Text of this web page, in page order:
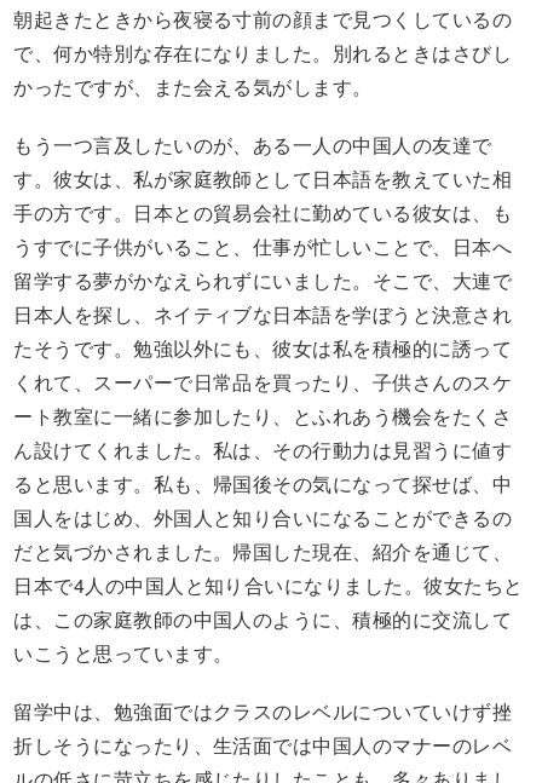
朝起きたときから夜寝る寸前の顔まで見つくしているの
で、何か特別な存在になりました。別れるときはさびし
かったですが、また会える気がします。
もう一つ言及したいのが、ある一人の中国人の友達で
す。彼女は、私が家庭教師として日本語を教えていた相
手の方です。日本との貿易会社に勤めている彼女は、も
うすでに子供がいること、仕事が忙しいことで、日本へ
留学する夢がかなえられずにいました。そこで、大連で
日本人を探し、ネイティブな日本語を学ぼうと決意され
たそうです。勉強以外にも、彼女は私を積極的に誘って
くれて、スーパーで日常品を買ったり、子供さんのスケ
ート教室に一緒に参加したり、とふれあう機会をたくさ
ん設けてくれました。私は、その行動力は見習うに値す
ると思います。私も、帰国後その気になって探せば、中
国人をはじめ、外国人と知り合いになることができるの
だと気づかされました。帰国した現在、紹介を通じて、
日本で4人の中国人と知り合いになりました。彼女たちと
は、この家庭教師の中国人のように、積極的に交流して
いこうと思っています。
留学中は、勉強面ではクラスのレベルについていけず挫
折しそうになったり、生活面では中国人のマナーのレベ